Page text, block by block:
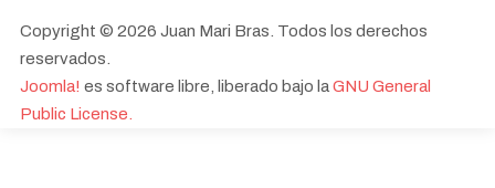
Copyright © 2026 Juan Mari Bras. Todos los derechos
reservados.
Joomla! es software libre, liberado bajo laGNU General
Public License.